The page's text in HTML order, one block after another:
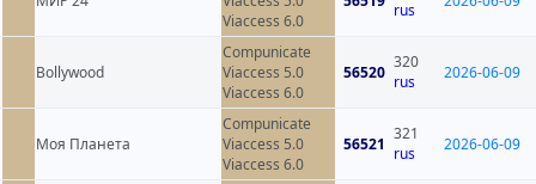
Viaccess 6.0
rus
Bollywood
Compunicate
Viaccess 5.0
Viaccess 6.0
56520
320
rus
2026-06-09
Моя Планета
Compunicate
Viaccess 5.0
Viaccess 6.0
56521
321
rus
2026-06-09